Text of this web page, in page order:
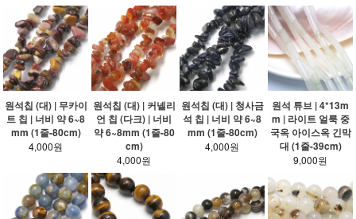
원석칩 (대) | 무카이
트 칩 | 너비 약 6~8
mm (1줄-80cm)
4,000원
원석칩 (대) | 커넬리
언 칩 (다크) | 너비
약 6~8mm (1줄-80
cm)
4,000원
원석칩 (대) | 청사금
석 칩 | 너비 약 6~8
mm (1줄-80cm)
4,000원
원석 튜브 | 4*13m
m | 라이트 얼룩 중
국옥 아이스옥 긴막
대 (1줄-39cm)
9,000원